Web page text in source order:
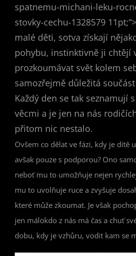
spatnemu-michani-leku-
stovky-cechu-1328579
malé děti, sotva získají
pohybu, instinktivně ji chtějí
prozkoumávat svět kolem
samozřejmě důležitá
Každý den se tak seznamují
věcmi a je jen na nás
přitom nic nestalo.
Ovšem co dělat ve fázi, kdy je dítě
avšak pouze s podporou? Ono
neboť mu to umožňuje nejen
mu to uvolňuje ruce a zvyšuje
které může zkoumat. Je však
jen málokdo z nás má čas a chuť
dobu, kdy je vzhůru, vodit kam se